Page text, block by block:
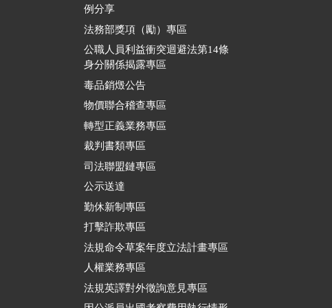
例分享
法務部獎項（勵）專區
公職人員利益衝突迴避法第14條
身分關係揭露專區
毒品銷燬公告
物價聯合稽查專區
轉型正義業務專區
裁判書類專區
司法聯盟鏈專區
公示送達
勤休新制專區
打擊詐欺專區
法規命令草案年度立法計畫專區
人權業務專區
法規英譯對外徵詢意見專區